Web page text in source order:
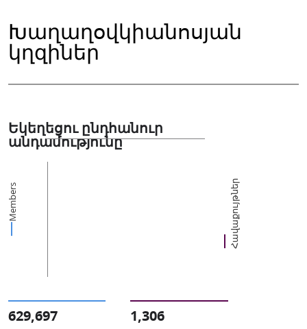
Խաղաղօվկիանոսյան
կղզիներ
Եկեղեցու ընդհանուր
անդամությունը
Members Հավաքույթներ
629,697 1,306